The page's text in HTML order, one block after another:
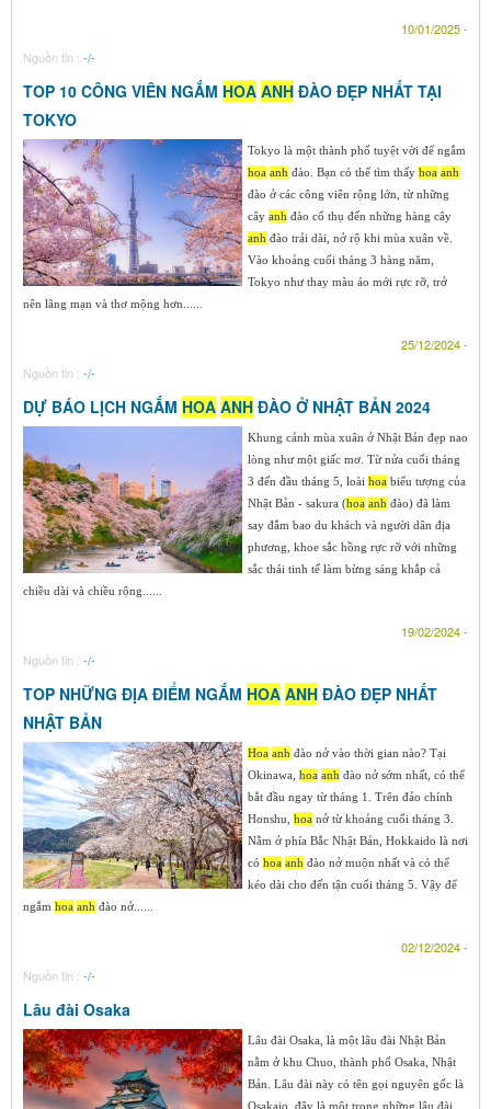
10/01/2025 -
Nguồn tin : -/-
TOP 10 CÔNG VIÊN NGẮM HOA ANH ĐÀO ĐẸP NHẤT TẠI
TOKYO
Tokyo là một thành phố tuyệt vời để ngắm
hoa anh đào. Bạn có thể tìm thấy hoa anh
đào ở các công viên rộng lớn, từ những
cây anh đào cổ thụ đến những hàng cây
anh đào trải dài, nở rộ khi mùa xuân về.
Vào khoảng cuối tháng 3 hàng năm,
Tokyo như thay màu áo mới rực rỡ, trở
nên lãng mạn và thơ mộng hơn......
25/12/2024 -
Nguồn tin : -/-
DỰ BÁO LỊCH NGẮM HOA ANH ĐÀO Ở NHẬT BẢN 2024
Khung cảnh mùa xuân ở Nhật Bản đẹp nao
lòng như một giấc mơ. Từ nửa cuối tháng
3 đến đầu tháng 5, loài hoa biểu tượng của
Nhật Bản - sakura (hoa anh đào) đã làm
say đắm bao du khách và người dân địa
phương, khoe sắc hồng rực rỡ với những
sắc thái tinh tế làm bừng sáng khắp cả
chiều dài và chiều rộng......
19/02/2024 -
Nguồn tin : -/-
TOP NHỮNG ĐỊA ĐIỂM NGẮM HOA ANH ĐÀO ĐẸP NHẤT
NHẬT BẢN
Hoa anh đào nở vào thời gian nào? Tại
Okinawa, hoa anh đào nở sớm nhất, có thể
bắt đầu ngay từ tháng 1. Trên đảo chính
Honshu, hoa nở từ khoảng cuối tháng 3.
Nằm ở phía Bắc Nhật Bản, Hokkaido là nơi
có hoa anh đào nở muộn nhất và có thể
kéo dài cho đến tận cuối tháng 5. Vậy để
ngắm hoa anh đào nở......
02/12/2024 -
Nguồn tin : -/-
Lâu đài Osaka
Lâu đài Osaka, là một lâu đài Nhật Bản
nằm ở khu Chuo, thành phố Osaka, Nhật
Bản. Lâu đài này có tên gọi nguyên gốc là
Osakajo, đây là một trong những lâu đài